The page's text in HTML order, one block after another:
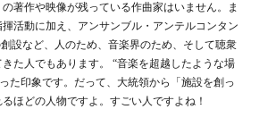
著作や映像が残っている作曲家はいません。ま
活動に加え、アンサンブル・アンテルコンタン
設など、人のため、音楽界のため、そして聴衆
た人でもあります。 “音楽を超越したような場
た印象です。だって、大統領から「施設を創っ
ほどの人物ですよ。すごい人ですよね！